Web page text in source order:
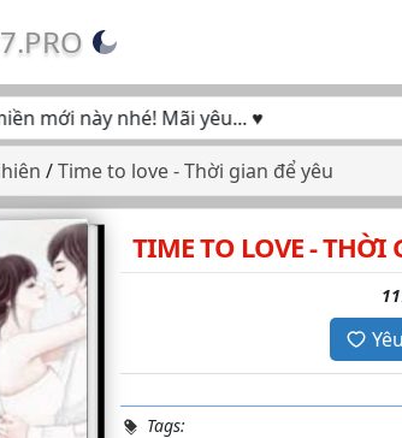
này nhé! Mãi yêu... ♥
/Time to love - Thời gian để yêu
TIME TO LOVE - THỜI
Tags: